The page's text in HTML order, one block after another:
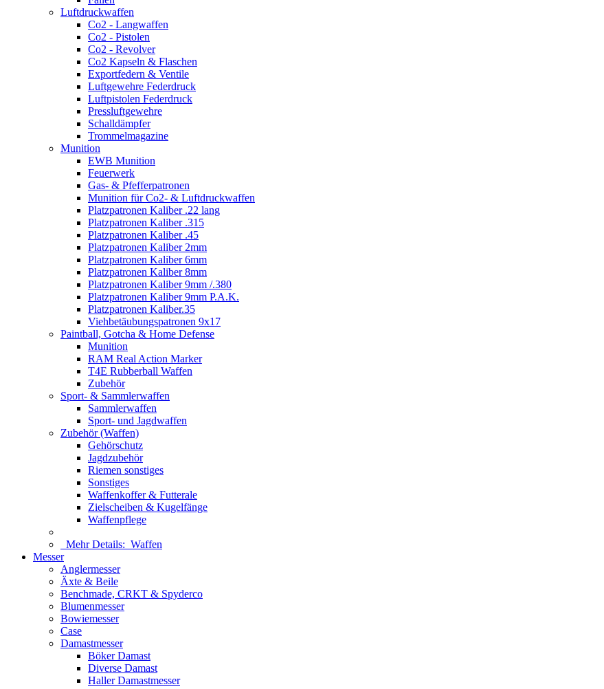
Luftdruckwaffen
Co2 - Langwaffen
Co2 - Pistolen
Co2 - Revolver
Co2 Kapseln & Flaschen
Exportfedern & Ventile
Luftgewehre Federdruck
Luftpistolen Federdruck
Pressluftgewehre
Schalldämpfer
Trommelmagazine
Munition
EWB Munition
Feuerwerk
Gas- & Pfefferpatronen
Munition für Co2- & Luftdruckwaffen
Platzpatronen Kaliber .22 lang
Platzpatronen Kaliber .315
Platzpatronen Kaliber .45
Platzpatronen Kaliber 2mm
Platzpatronen Kaliber 6mm
Platzpatronen Kaliber 8mm
Platzpatronen Kaliber 9mm /.380
Platzpatronen Kaliber 9mm P.A.K.
Platzpatronen Kaliber.35
Viehbetäubungspatronen 9x17
Paintball, Gotcha & Home Defense
Munition
RAM Real Action Marker
T4E Rubberball Waffen
Zubehör
Sport- & Sammlerwaffen
Sammlerwaffen
Sport- und Jagdwaffen
Zubehör (Waffen)
Gehörschutz
Jagdzubehör
Riemen sonstiges
Sonstiges
Waffenkoffer & Futterale
Zielscheiben & Kugelfänge
Waffenpflege
Mehr Details: Waffen
Messer
Anglermesser
Äxte & Beile
Benchmade, CRKT & Spyderco
Blumenmesser
Bowiemesser
Case
Damastmesser
Böker Damast
Diverse Damast
Haller Damastmesser